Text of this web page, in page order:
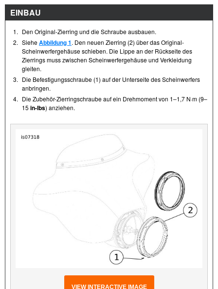
EINBAU
1. Den Original-Zierring und die Schraube ausbauen.
2. SieheAbbildung 1. Den neuen Zierring (2) über das Original-
Scheinwerfergehäuse schieben. Die Lippe an der Rückseite des
Zierrings muss zwischen Scheinwerfergehäuse und Verkleidung
gleiten.
3. Die Befestigungsschraube (1) auf der Unterseite des Scheinwerfers
anbringen.
4. Die Zubehör-Zierringschraube auf ein Drehmoment von 1–1,7 N·m (9–
15 in-lbs) anziehen.
VIEW INTERACTIVE IMAGE